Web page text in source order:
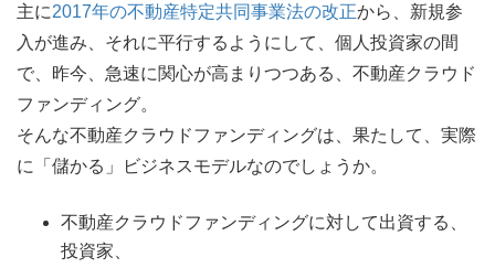
主に2017年の不動産特定共同事業法の改正から、新規参
入が進み、それに平行するようにして、個人投資家の間
で、昨今、急速に関心が高まりつつある、不動産クラウド
ファンディング。
そんな不動産クラウドファンディングは、果たして、実際
に「儲かる」ビジネスモデルなのでしょうか。
不動産クラウドファンディングに対して出資する、
投資家、